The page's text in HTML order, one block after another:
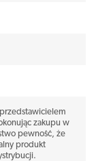
szytym panelom
zakupu w
pewność, że
produkt